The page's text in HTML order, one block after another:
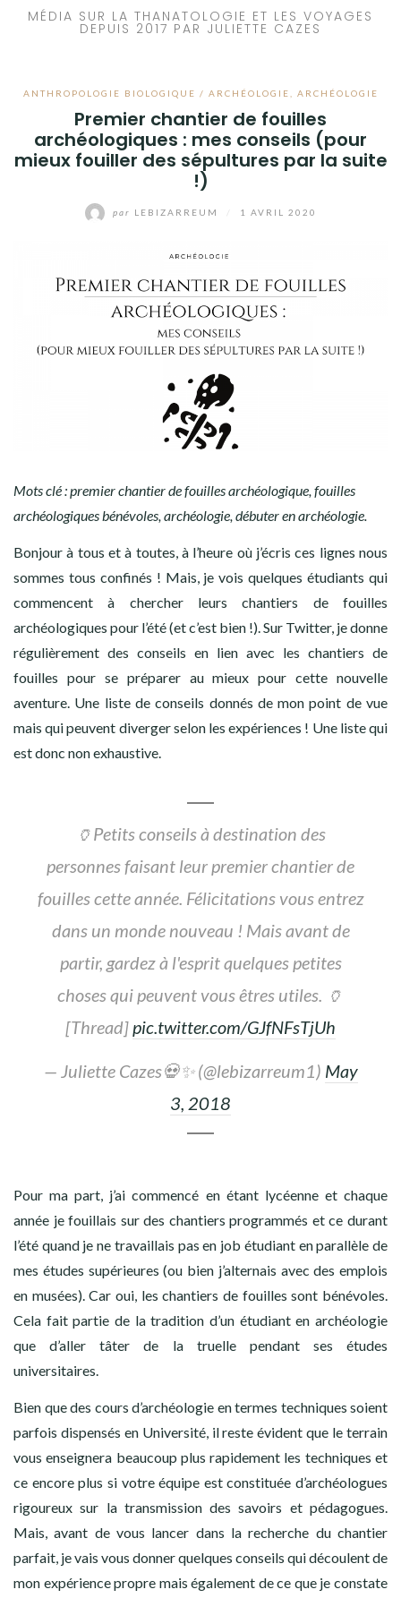
MÉDIA SUR LA THANATOLOGIE ET LES VOYAGES
DEPUIS 2017 PAR JULIETTE CAZES
ANTHROPOLOGIE BIOLOGIQUE / ARCHÉOLOGIE ARCHÉOLOGIE
Premier chantier de fouilles
archéologiques : mes conseils (pour
mieux fouiller des sépultures par la suite
!)
par LEBIZARREUM 1 AVRIL 2020
Mots clé : premier chantier de fouilles archéologique, fouilles
archéologiques bénévoles, archéologie, débuter en archéologie.
Bonjour à tous et à toutes, à l’heure où j’écris ces lignes nous
sommes tous confinés ! Mais, je vois quelques étudiants qui
commencent à chercher leurs chantiers de fouilles
archéologiques pour l’été (et c’est bien !). Sur Twitter, je donne
régulièrement des conseils en lien avec les chantiers de
fouilles pour se préparer au mieux pour cette nouvelle
aventure. Une liste de conseils donnés de mon point de vue
mais qui peuvent diverger selon les expériences ! Une liste qui
est donc non exhaustive.
🏺Petits conseils à destination des
personnes faisant leur premier chantier de
fouilles cette année. Félicitations vous entrez
dans un monde nouveau ! Mais avant de
partir, gardez à l'esprit quelques petites
choses qui peuvent vous êtres utiles. 🏺
[Thread]pic.twitter.com/GJfNFsTjUh
— Juliette Cazes💀✨ (@lebizarreum1) May
3, 2018
Pour ma part, j’ai commencé en étant lycéenne et chaque
année je fouillais sur des chantiers programmés et ce durant
l’été quand je ne travaillais pas en job étudiant en parallèle de
mes études supérieures (ou bien j’alternais avec des emplois
en musées). Car oui, les chantiers de fouilles sont bénévoles.
Cela fait partie de la tradition d’un étudiant en archéologie
que d’aller tâter de la truelle pendant ses études
universitaires.
Bien que des cours d’archéologie en termes techniques soient
parfois dispensés en Université, il reste évident que le terrain
vous enseignera beaucoup plus rapidement les techniques et
ce encore plus si votre équipe est constituée d’archéologues
rigoureux sur la transmission des savoirs et pédagogues.
Mais, avant de vous lancer dans la recherche du chantier
parfait, je vais vous donner quelques conseils qui découlent de
mon expérience propre mais également de ce que je constate